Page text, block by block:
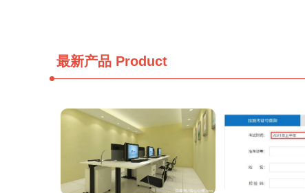
最新产品 Product